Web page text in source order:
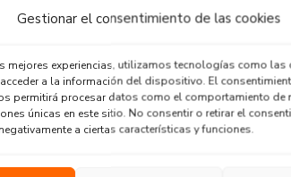
Gestionar el consentimiento de las cookies
mejores experiencias, utilizamos tecnologías como las
a la información del dispositivo. El
permitirá procesar datos como el comportamiento de
únicas en este sitio. No consentir o retirar el
a ciertas características y funciones.
Iniciar sesión o
correo electrónico
Recuerda